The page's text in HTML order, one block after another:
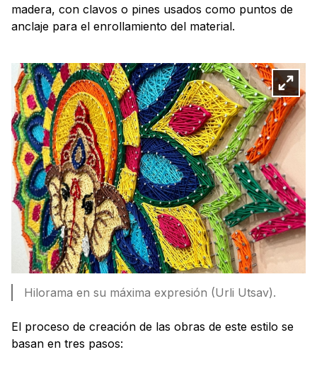
madera, con clavos o pines usados como puntos de
anclaje para el enrollamiento del material.
Hilorama en su máxima expresión (Urli Utsav).
El proceso de creación de las obras de este estilo se
basan en tres pasos: